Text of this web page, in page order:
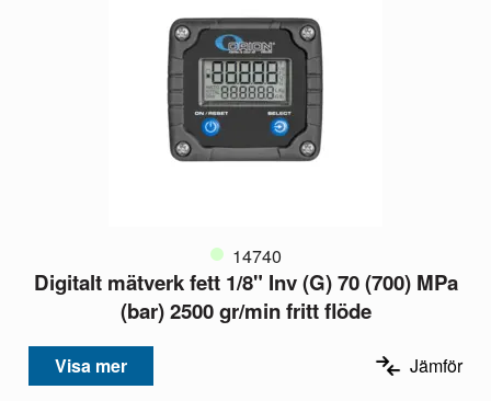
14740
Digitalt mätverk fett 1/8" Inv (G) 70 (700) MPa
(bar) 2500 gr/min fritt flöde
Visa mer Jämför